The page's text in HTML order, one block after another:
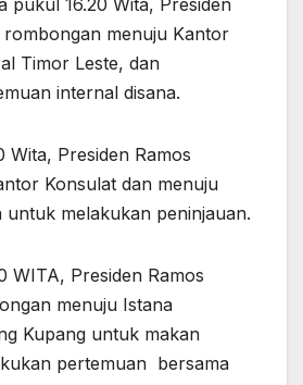
rombongan menuju Kantor
Timor Leste, dan
internal disana.
Wita, Presiden Ramos
Konsulat dan menuju
untuk melakukan peninjauan.
WITA, Presiden Ramos
menuju Istana
Kupang untuk makan
pertemuan bersama